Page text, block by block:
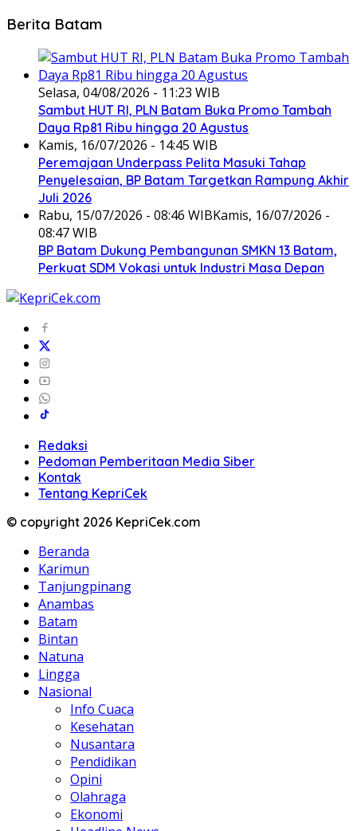
Berita Batam
Selasa, 04/08/2026 - 11:23 WIB
Sambut HUT RI, PLN Batam Buka Promo Tambah
Daya Rp81 Ribu hingga 20 Agustus
Kamis, 16/07/2026 - 14:45 WIB
Peremajaan Underpass Pelita Masuki Tahap
Penyelesaian, BP Batam Targetkan Rampung Akhir
Juli 2026
Rabu, 15/07/2026 - 08:46 WIBKamis, 16/07/2026 -
08:47 WIB
BP Batam Dukung Pembangunan SMKN 13 Batam,
Perkuat SDM Vokasi untuk Industri Masa Depan
Redaksi
Pedoman Pemberitaan Media Siber
Kontak
Tentang KepriCek
© copyright 2026 KepriCek.com
Beranda
Karimun
Tanjungpinang
Anambas
Batam
Bintan
Natuna
Lingga
Nasional
Info Cuaca
Kesehatan
Nusantara
Pendidikan
Opini
Olahraga
Ekonomi